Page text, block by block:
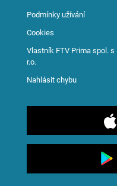
Podmínky užívání
Cookies
Vlastník FTV Prima spol. s
r.o.
Nahlásit chybu